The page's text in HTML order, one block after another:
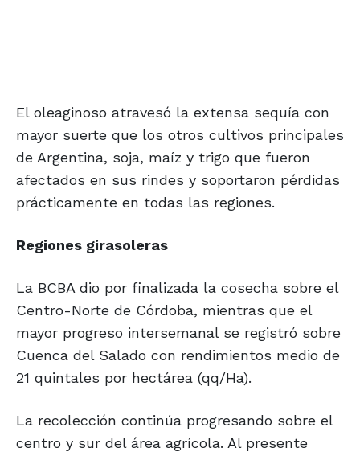
El oleaginoso atravesó la extensa sequía con
mayor suerte que los otros cultivos principales
de Argentina, soja, maíz y trigo que fueron
afectados en sus rindes y soportaron pérdidas
prácticamente en todas las regiones.
Regiones girasoleras
La BCBA dio por finalizada la cosecha sobre el
Centro-Norte de Córdoba, mientras que el
mayor progreso intersemanal se registró sobre
Cuenca del Salado con rendimientos medio de
21 quintales por hectárea (qq/Ha).
La recolección continúa progresando sobre el
centro y sur del área agrícola. Al presente